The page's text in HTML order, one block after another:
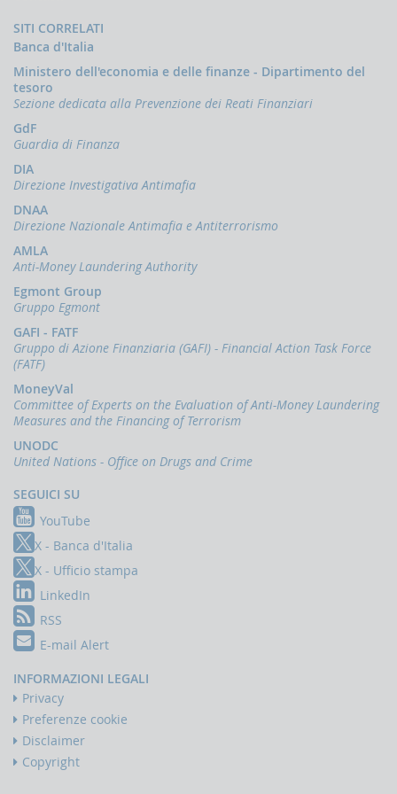
Comunicazioni
oggettive
(OGG)
Dichiarazioni
operazioni
in
oro
(ORO)
Comunicazioni
sanzioni
finanziarie
Comunicazioni
Russia
Bielorussia
TRU,
RUS,
CBR)
Accesso
portale
Infostat-
istruzioni
tutorial
Rapporto
annuale
Quaderni
dell'antiriciclaggio
Newsletter
Interventi
del
Interventi
di
orientamenti
riveduti
per
la
strategia
dell'UE
volta
a
combattere
il
reclutamento
nelle
file
del
esterno)
Mag
Piano
d'azione
per
la
lotta
il
finanziamento
del
esterno)
Feb
Strategia
antiterrorismo
dell'Unione
europea(link
esterno)
Nov
2005
Apr
2024
Report
on
the
abuse
of
virtual
assets
for
terrorist
financing
purposes
esterno)
2023
capabilities
and
in
the
fitght
the
financing
of
right-
wing
state
of
play
and
perspectives(link
esterno)
Lug
2021
Terrorism
Financing
(link
esterno)
Giu
2021
Terrorist
Financing
Risk
Assessment
Guidance
esterno)
Lug
2019
Financing
of
Recruitment
Terrorist
Purposes(link
Gen
2018
Terrorist
Financing
in
West
Central
Africa(link
Ott
2016
Guidance
on
Criminalising
Terrorist
Financing
(link
esterno)
Ott
2016
FATF
strategy
on
combatting
terrorist
financing(link
esterno)
SITI CORRELATI
Banca d'Italia
Ministero dell'economia e delle finanze - Dipartimento del
tesoro
Sezione dedicata alla Prevenzione dei Reati Finanziari
GdF
Guardia di Finanza
DIA
Direzione Investigativa Antimafia
DNAA
Direzione Nazionale Antimafia e Antiterrorismo
AMLA
Anti-Money Laundering Authority
Egmont Group
Gruppo Egmont
GAFI - FATF
Gruppo di Azione Finanziaria (GAFI) - Financial Action Task Force
(FATF)
MoneyVal
Committee of Experts on the Evaluation of Anti-Money Laundering
Measures and the Financing of Terrorism
UNODC
United Nations - Office on Drugs and Crime
SEGUICI SU
YouTube
X - Banca d'Italia
X - Ufficio stampa
LinkedIn
RSS
E-mail Alert
INFORMAZIONI LEGALI
Privacy
Preferenze cookie
Disclaimer
Copyright